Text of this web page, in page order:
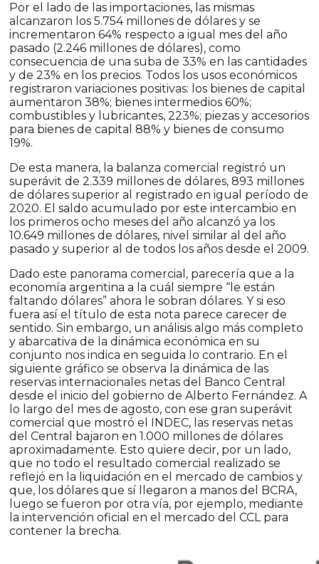
Por el lado de las importaciones, las mismas
alcanzaron los 5.754 millones de dólares y se
incrementaron 64% respecto a igual mes del año
pasado (2.246 millones de dólares), como
consecuencia de una suba de 33% en las cantidades
y de 23% en los precios. Todos los usos económicos
registraron variaciones positivas: los bienes de capital
aumentaron 38%; bienes intermedios 60%;
combustibles y lubricantes, 223%; piezas y accesorios
para bienes de capital 88% y bienes de consumo
19%.
De esta manera, la balanza comercial registró un
superávit de 2.339 millones de dólares, 893 millones
de dólares superior al registrado en igual período de
2020. El saldo acumulado por este intercambio en
los primeros ocho meses del año alcanzó ya los
10.649 millones de dólares, nivel similar al del año
pasado y superior al de todos los años desde el 2009.
Dado este panorama comercial, parecería que a la
economía argentina a la cuál siempre “le están
faltando dólares” ahora le sobran dólares. Y si eso
fuera así el título de esta nota parece carecer de
sentido. Sin embargo, un análisis algo más completo
y abarcativa de la dinámica económica en su
conjunto nos indica en seguida lo contrario. En el
siguiente gráfico se observa la dinámica de las
reservas internacionales netas del Banco Central
desde el inicio del gobierno de Alberto Fernández. A
lo largo del mes de agosto, con ese gran superávit
comercial que mostró el INDEC, las reservas netas
del Central bajaron en 1.000 millones de dólares
aproximadamente. Esto quiere decir, por un lado,
que no todo el resultado comercial realizado se
reflejó en la liquidación en el mercado de cambios y
que, los dólares que sí llegaron a manos del BCRA,
luego se fueron por otra vía, por ejemplo, mediante
la intervención oficial en el mercado del CCL para
contener la brecha.